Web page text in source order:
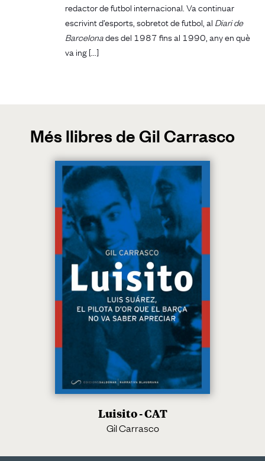
redactor de futbol internacional. Va continuar
escrivint d’esports, sobretot de futbol, al Diari de
Barcelonades del 1987 fins al 1990, any en què
va ing [...]
Més llibres de Gil Carrasco
Luisito - CAT
Gil Carrasco